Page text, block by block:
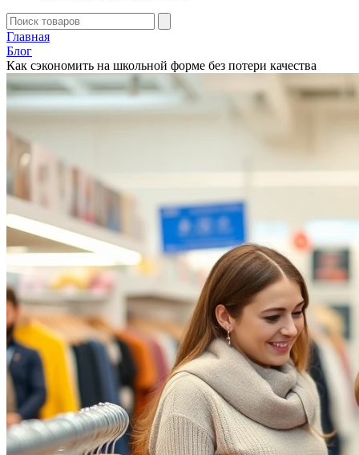
Главная
Блог
Как сэкономить на школьной форме без потери качества